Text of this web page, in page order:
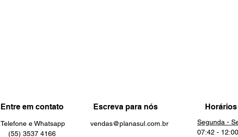
Entre em contato
Telefone e Whatsapp
(55) 3537 4166
Escreva para nós
vendas@planasul.com.br
Horários
Segunda -
07:42 - 12:00